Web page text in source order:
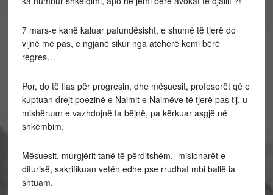
7 mars-e kanë kaluar pafundësisht, e shumë të tjerë do
vijnë më pas, e ngjanë sikur nga atëherë kemi bërë
regres…
Por, do të flas për progresin, dhe mësuesit, profesorët që e
kuptuan drejt poezinë e Naimit e Naimëve të tjerë pas tij, u
mishëruan e vazhdojnë ta bëjnë, pa kërkuar asgjë në
shkëmbim.
Mësuesit, murgjërit tanë të përditshëm, misionarët e
diturisë, sakrifikuan vetën edhe pse rrudhat mbi ballë ia
shtuam.